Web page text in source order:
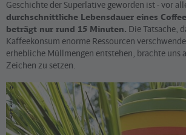
Geschichte der Superlative geworden ist - vor
durchschnittliche Lebensdauer eines
beträgt nur rund 15 Minuten. Die Tatsache,
Kaffeekonsum enorme Ressourcen
erhebliche Müllmengen entstehen, brachte uns
Zeichen zu setzen.
©
Sabine Adler